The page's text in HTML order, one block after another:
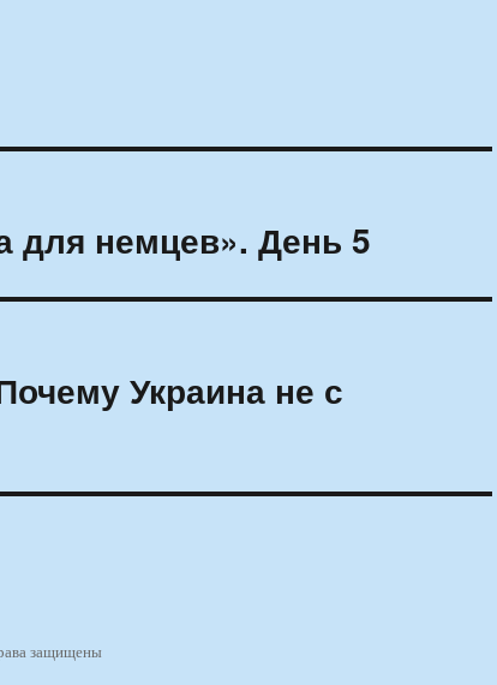
для немцев». День 5
Украина не с
защищены